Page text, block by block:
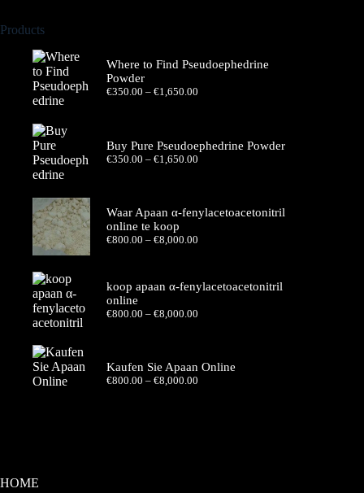
Products
Where to Find Pseudoephedrine
Powder
€350.00 – €1,650.00Price
€1,650.00
Buy Pure Pseudoephedrine Powder
€350.00 – €1,650.00Price
€1,650.00
Waar Apaan α-fenylacetoacetonitril
online te koop
€800.00 – €8,000.00Price
€8,000.00
koop apaan α-fenylacetoacetonitril
online
€800.00 – €8,000.00Price
€8,000.00
Kaufen Sie Apaan Online
€800.00 – €8,000.00Price
HOME